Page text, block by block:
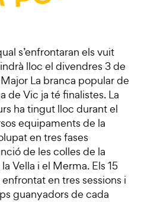
s’enfrontaran els vuit
lloc el divendres 3 de
La branca popular de
de Vic ja té finalistes. La
ha tingut lloc durant el
equipaments de la
en tres fases
de les colles de la
Vella i el Merma. Els 15
en tres sessions i
guanyadors de cada